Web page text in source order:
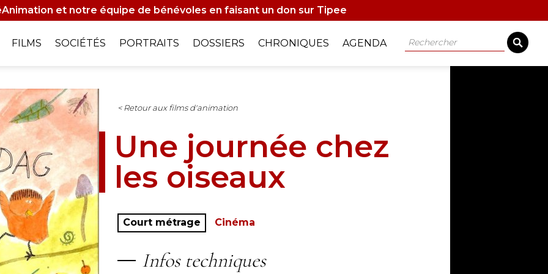
et notre équipe de bénévoles en faisant un don sur Tipee
FILMS SOCIÉTÉS PORTRAITS DOSSIERS CHRONIQUES AGENDA Rechercher
< Retour aux films d'animation
Une journée chez
les oiseaux
Court métrage Cinéma
Infos techniques